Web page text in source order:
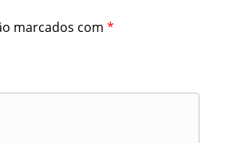
marcados com *